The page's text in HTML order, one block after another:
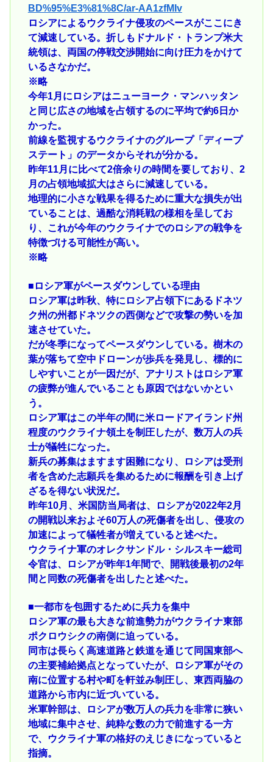
BD%95%E3%81%8C/ar-AA1zfMIv
ロシアによるウクライナ侵攻のペースがここにき
て減速している。折しもドナルド・トランプ米大
統領は、両国の停戦交渉開始に向け圧力をかけて
いるさなかだ。
※略
今年1月にロシアはニューヨーク・マンハッタン
と同じ広さの地域を占領するのに平均で約6日か
かった。
前線を監視するウクライナのグループ「ディープ
ステート」のデータからそれが分かる。
昨年11月に比べて2倍余りの時間を要しており、2
月の占領地域拡大はさらに減速している。
地理的に小さな戦果を得るために重大な損失が出
ていることは、過酷な消耗戦の様相を呈してお
り、これが今年のウクライナでのロシアの戦争を
特徴づける可能性が高い。
※略
■ロシア軍がペースダウンしている理由
ロシア軍は昨秋、特にロシア占領下にあるドネツ
ク州の州都ドネツクの西側などで攻撃の勢いを加
速させていた。
だが冬季になってペースダウンしている。樹木の
葉が落ちて空中ドローンが歩兵を発見し、標的に
しやすいことが一因だが、アナリストはロシア軍
の疲弊が進んでいることも原因ではないかとい
う。
ロシア軍はこの半年の間に米ロードアイランド州
程度のウクライナ領土を制圧したが、数万人の兵
士が犠牲になった。
新兵の募集はますます困難になり、ロシアは受刑
者を含めた志願兵を集めるために報酬を引き上げ
ざるを得ない状況だ。
昨年10月、米国防当局者は、ロシアが2022年2月
の開戦以来およそ60万人の死傷者を出し、侵攻の
加速によって犠牲者が増えていると述べた。
ウクライナ軍のオレクサンドル・シルスキー総司
令官は、ロシアが昨年1年間で、開戦後最初の2年
間と同数の死傷者を出したと述べた。
■一都市を包囲するために兵力を集中
ロシア軍の最も大きな前進勢力がウクライナ東部
ポクロウシクの南側に迫っている。
同市は長らく高速道路と鉄道を通じて同国東部へ
の主要補給拠点となっていたが、ロシア軍がその
南に位置する村や町を軒並み制圧し、東西両脇の
道路から市内に近づいている。
米軍幹部は、ロシアが数万人の兵力を非常に狭い
地域に集中させ、純粋な数の力で前進する一方
で、ウクライナ軍の格好のえじきになっていると
指摘。